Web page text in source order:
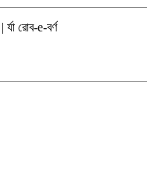
রোব-e-বর্ণ